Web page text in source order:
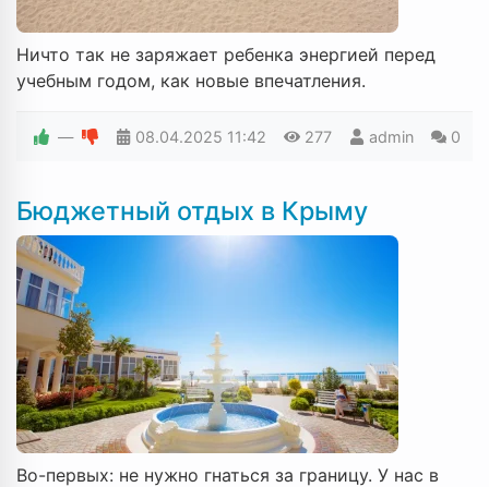
Ничто так не заряжает ребенка энергией перед
учебным годом, как новые впечатления.
— 08.04.2025 11:42 277 admin 0
Бюджетный отдых в Крыму
Во-первых: не нужно гнаться за границу. У нас в